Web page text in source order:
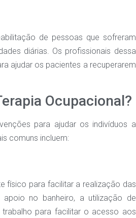
de pessoas que sofreram
diárias. Os profissionais dessa
ajudar os pacientes a recuperarem
Ocupacional?
para ajudar os indivíduos a
comuns incluem:
físico para facilitar a realização das
no banheiro, a utilização de
para facilitar o acesso aos